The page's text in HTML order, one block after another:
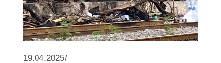
19.04.2025/